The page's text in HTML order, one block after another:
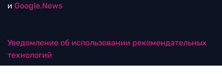
и Google.News
Уведомление об использовании рекомендательных
технологий